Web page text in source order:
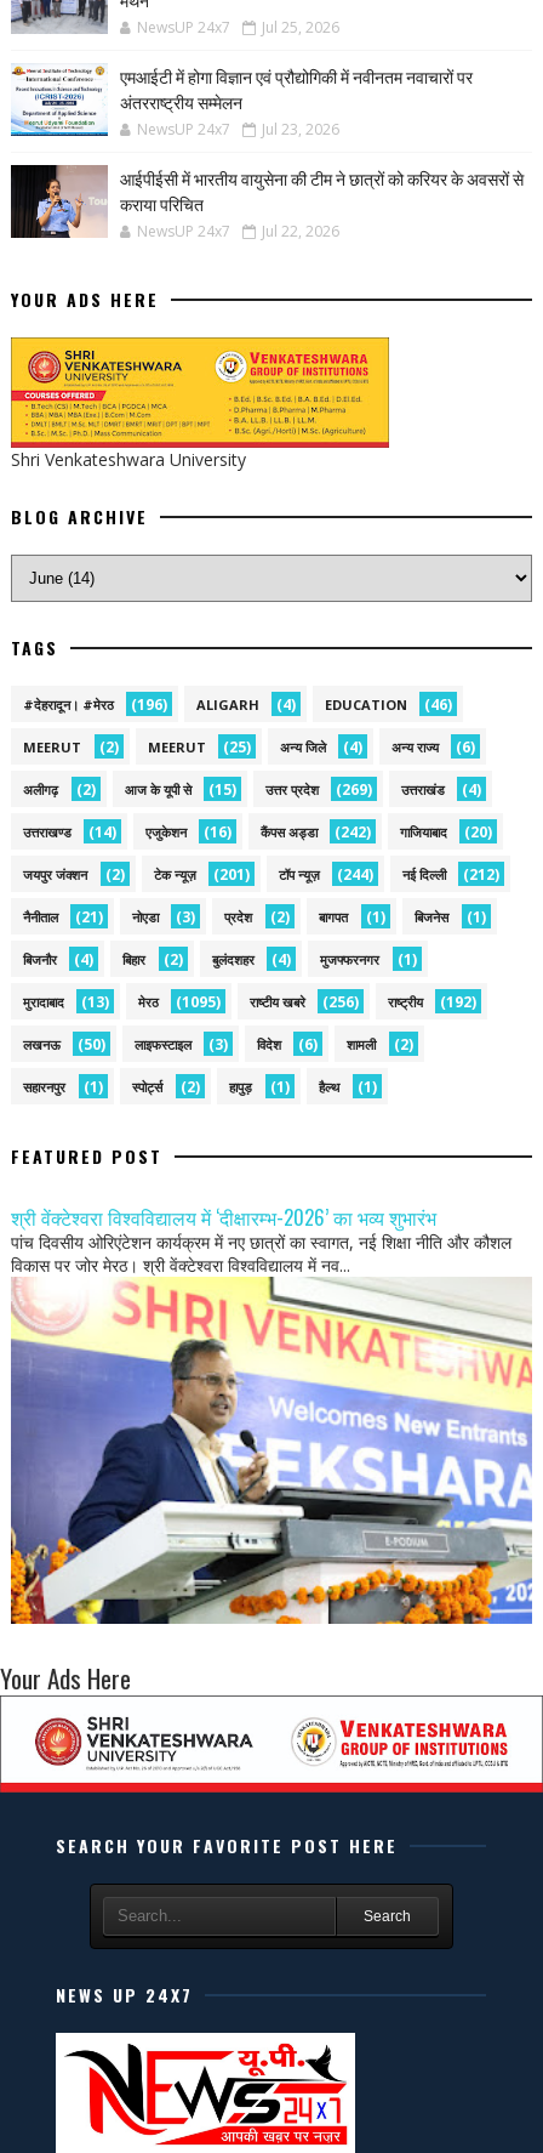
NewsUP 24x7 Jul 25, 2026
एमआईटी में होगा विज्ञान एवं प्रौद्योगिकी में नवीनतम नवाचारों पर
अंतरराष्ट्रीय सम्मेलन
NewsUP 24x7 Jul 23, 2026
आईपीईसी में भारतीय वायुसेना की टीम ने छात्रों को करियर के अवसरों से
कराया परिचित
NewsUP 24x7 Jul 22, 2026
YOUR ADS HERE
Shri Venkateshwara University
BLOG ARCHIVE
TAGS
#देहरादून। #मेरठ (196) ALIGARH (4) EDUCATION (46)
MEERUT (2) MEERUT (25) अन्य जिले (4) अन्य राज्य (6)
अलीगढ़ (2) आज के यूपी से (15) उत्तर प्रदेश (269) उत्तराखंड (4)
उत्तराखण्ड (14) एजुकेशन (16) कैंपस अड्डा (242) गाजियाबाद (20)
जयपुर जंक्शन (2) टेक न्यूज़ (201) टॉप न्यूज़ (244) नई द‍िल्ली (212)
नैनीताल (21) नोएडा (3) प्रदेश (2) बागपत (1) बिजनेस (1)
बिजनौर (4) बिहार (2) बुलंदशहर (4) मुजफ्फरनगर (1)
मुरादाबाद (13) मेरठ (1095) राष्टीय खबरे (256) राष्ट्रीय (192)
लखनऊ (50) लाइफस्टाइल (3) विदेश (6) शामली (2)
सहारनपुर (1) स्पोर्ट्स (2) हापुड़ (1) हैल्थ (1)
FEATURED POST
श्री वेंक्टेश्वरा विश्वविद्यालय में ‘दीक्षारम्भ-2026’ का भव्य शुभारंभ
पांच दिवसीय ओरिएंटेशन कार्यक्रम में नए छात्रों का स्वागत, नई शिक्षा नीति और कौशल
विकास पर जोर मेरठ। श्री वेंक्टेश्वरा विश्वविद्यालय में नव...
Your Ads Here
SEARCH YOUR FAVORITE POST HERE
Search
NEWS UP 24X7